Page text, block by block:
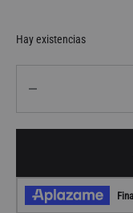
Hay existencias